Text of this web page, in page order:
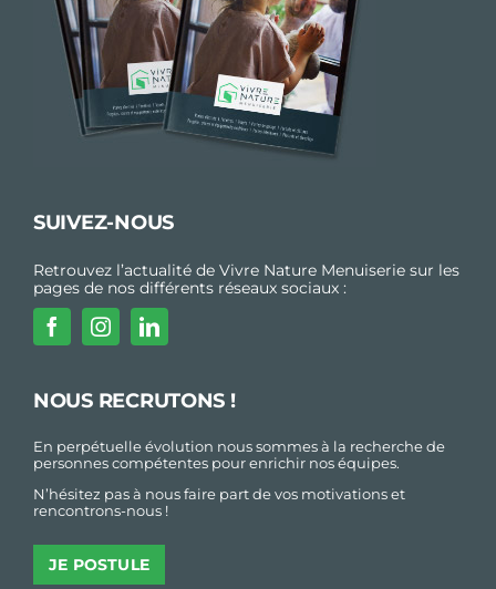
SUIVEZ-NOUS
Retrouvez l’actualité de Vivre Nature Menuiserie sur les
pages de nos différents réseaux sociaux :
NOUS RECRUTONS !
En perpétuelle évolution nous sommes à la recherche de
personnes compétentes pour enrichir nos équipes.
N’hésitez pas à nous faire part de vos motivations et
rencontrons-nous !
JE POSTULE